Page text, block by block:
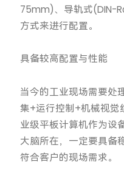
75mm)、导轨式(DIN-
方式来进行配置。
具备较高配置与性能
当今的工业现场需要处
集+运行控制+机械视觉
业级平板计算机作为设
大脑所在，一定要具备
符合客户的现场需求。